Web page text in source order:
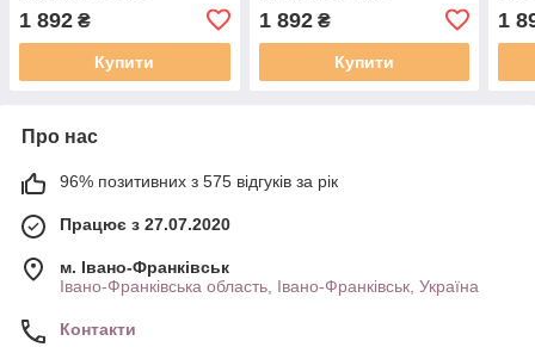
1 892 ₴
Купити
1 892₴
Купити
1
Про нас
96% позитивних з 575 відгуків за рік
Працює з 27.07.2020
м. Івано-Франківськ
Івано-Франківська область, Івано-Франківськ, Україна
Контакти